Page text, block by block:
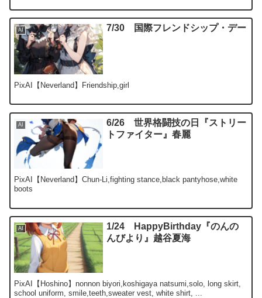
AI 7/30 国際フレンドシップ・デー
PixAI【Neverland】Friendship,girl
AI
6/26 世界格闘技の日『ストリー
トファイター』春麗
PixAI【Neverland】Chun-Li,fighting stance,black pantyhose,white
boots
AI
1/24 HappyBirthday『のんの
んびより』越谷夏海
PixAI【Hoshino】nonnon biyori,koshigaya natsumi,solo, long skirt,
school uniform, smile,teeth,sweater vest, white shirt, ...